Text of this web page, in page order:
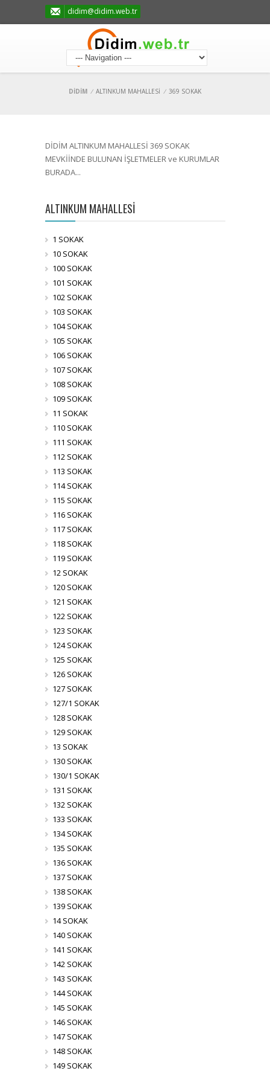
didim@didim.web.tr
DİDİM / ALTINKUM MAHALLESİ / 369 SOKAK
DİDİM ALTINKUM MAHALLESİ 369 SOKAK
MEVKİİNDE BULUNAN İŞLETMELER ve KURUMLAR
BURADA...
ALTINKUM MAHALLESİ
1 SOKAK
10 SOKAK
100 SOKAK
101 SOKAK
102 SOKAK
103 SOKAK
104 SOKAK
105 SOKAK
106 SOKAK
107 SOKAK
108 SOKAK
109 SOKAK
11 SOKAK
110 SOKAK
111 SOKAK
112 SOKAK
113 SOKAK
114 SOKAK
115 SOKAK
116 SOKAK
117 SOKAK
118 SOKAK
119 SOKAK
12 SOKAK
120 SOKAK
121 SOKAK
122 SOKAK
123 SOKAK
124 SOKAK
125 SOKAK
126 SOKAK
127 SOKAK
127/1 SOKAK
128 SOKAK
129 SOKAK
13 SOKAK
130 SOKAK
130/1 SOKAK
131 SOKAK
132 SOKAK
133 SOKAK
134 SOKAK
135 SOKAK
136 SOKAK
137 SOKAK
138 SOKAK
139 SOKAK
14 SOKAK
140 SOKAK
141 SOKAK
142 SOKAK
143 SOKAK
144 SOKAK
145 SOKAK
146 SOKAK
147 SOKAK
148 SOKAK
149 SOKAK